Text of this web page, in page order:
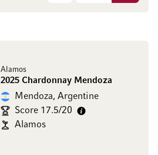
Alamos
2025 Chardonnay Mendoza
Mendoza, Argentine
Score 17.5/20
Alamos